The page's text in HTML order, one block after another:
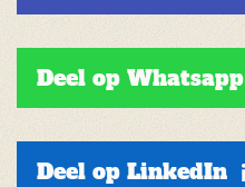
Deel op Whatsapp
Deel op LinkedIn